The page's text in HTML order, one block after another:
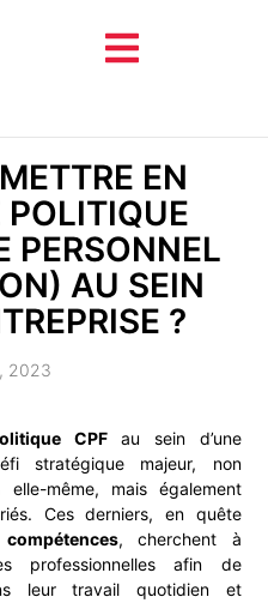
EN
PERSONNEL
AU SEIN
?
2023
CPFau sein d’une
stratégique majeur, non
elle-même, mais également
Ces derniers, en quête
, cherchent à
professionnelles afin de
leur travail quotidien et